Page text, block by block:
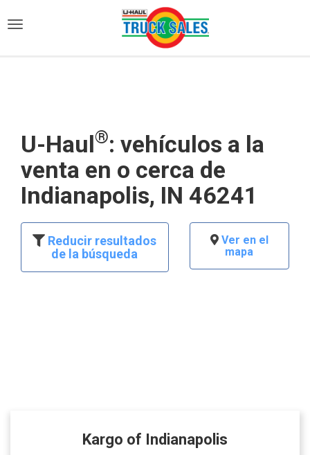
U-Haul®: vehículos a la
venta en o cerca de
Indianapolis, IN 46241
Reducir resultados
de la búsqueda
Ver en el
mapa
Kargo of Indianapolis